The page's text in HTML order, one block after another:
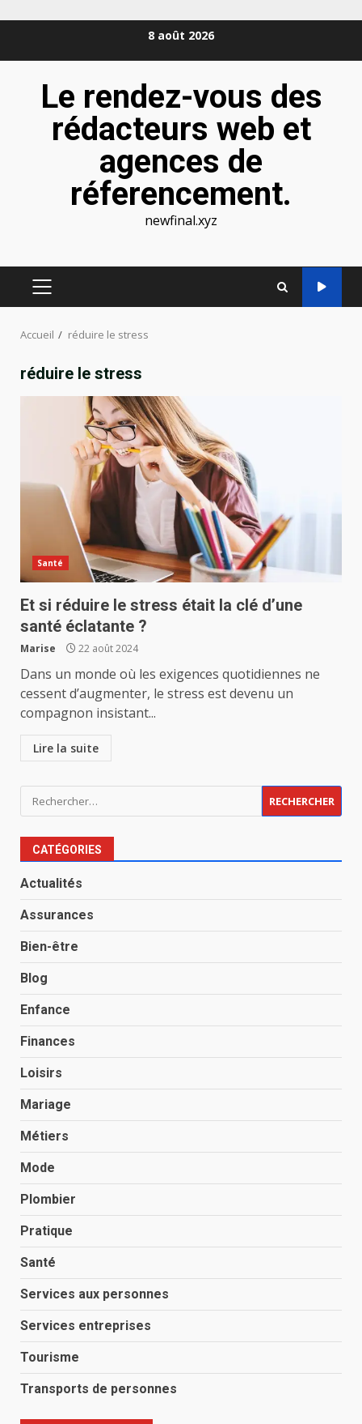
8 août 2026
Le rendez-vous des
rédacteurs web et
agences de
réferencement.
newfinal.xyz
MENU
Accueil réduire le stress
réduire le stress
Santé
Et si réduire le stress était la clé d’une
santé éclatante ?
Marise 22 août 2024
Dans un monde où les exigences quotidiennes ne
cessent d’augmenter, le stress est devenu un
compagnon insistant...
Lire la suite
Rechercher :
CATÉGORIES
Actualités
Assurances
Bien-être
Blog
Enfance
Finances
Loisirs
Mariage
Métiers
Mode
Plombier
Pratique
Santé
Services aux personnes
Services entreprises
Tourisme
Transports de personnes